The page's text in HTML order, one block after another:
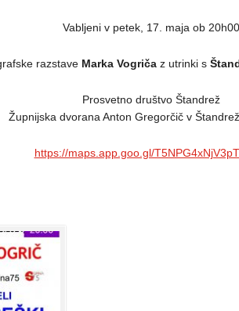
Vabljeni v petek, 17. maja ob 20h00
razstave Marka Vogričaz utrinki s
Prosvetno društvo Štandrež
Župnijska dvorana Anton Gregorčič v
https://maps.app.goo.gl/